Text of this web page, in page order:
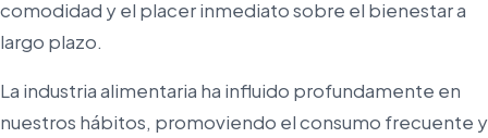
comodidad y el placer inmediato sobre el bienestar a
largo plazo.
La industria alimentaria ha influido profundamente en
nuestros hábitos, promoviendo el consumo frecuente y